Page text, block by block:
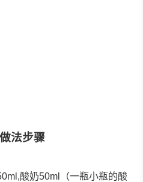
法步骤
酸奶50ml（一瓶小瓶的酸